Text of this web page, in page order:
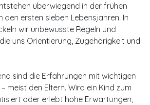
überwiegend in der frühen
den ersten sieben Lebensjahren. In
wir unbewusste Regeln und
uns Orientierung, Zugehörigkeit und
sind die Erfahrungen mit wichtigen
meist den Eltern. Wird ein Kind zum
oder erlebt hohe Erwartungen,